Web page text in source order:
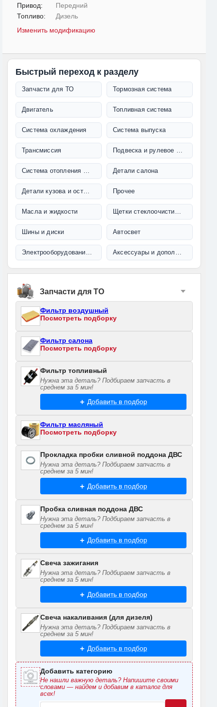
Привод:
Передний
Топливо:
Дизель
Изменить модификацию
Быстрый переход к разделу
Запчасти для ТО Тормозная система
Двигатель Топливная система
Система охлаждения Система выпуска
Трансмиссия Подвеска и рулевое управление
Система отопления и кондиционирования Детали салона
Детали кузова и остекление Прочее
Масла и жидкости Щетки стеклоочистителя
Шины и диски Автосвет
Электрооборудование и проводка Аксессуары и дополнительное оборудование
Запчасти для ТО
Фильтр воздушный
Посмотреть подборку
Фильтр салона
Посмотреть подборку
Фильтр топливный
Нужна эта деталь? Подбираем запчасть в
среднем за 5 мин!
Добавить в подбор
Фильтр масляный
Посмотреть подборку
Прокладка пробки сливной поддона ДВС
Нужна эта деталь? Подбираем запчасть в
среднем за 5 мин!
Добавить в подбор
Пробка сливная поддона ДВС
Нужна эта деталь? Подбираем запчасть в
среднем за 5 мин!
Добавить в подбор
Свеча зажигания
Нужна эта деталь? Подбираем запчасть в
среднем за 5 мин!
Добавить в подбор
Свеча накаливания (для дизеля)
Нужна эта деталь? Подбираем запчасть в
среднем за 5 мин!
Добавить в подбор
Добавить категорию
Не нашли важную деталь? Напишите своими
словами — найдем и добавим в каталог для
всех!